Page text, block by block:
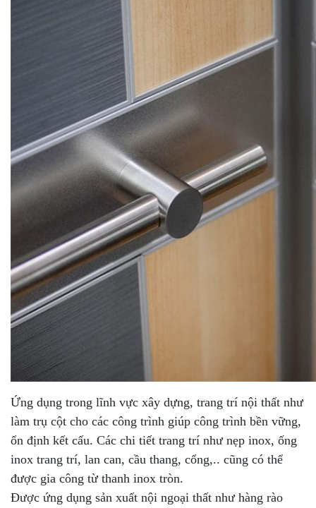
Ứng dụng trong lĩnh vực xây dựng, trang trí nội thất như
làm trụ cột cho các công trình giúp công trình bền vững,
ổn định kết cấu. Các chi tiết trang trí như nẹp inox, ống
inox trang trí, lan can, cầu thang, cổng,.. cũng có thể
được gia công từ thanh inox tròn.
Được ứng dụng sản xuất nội ngoại thất như hàng rào